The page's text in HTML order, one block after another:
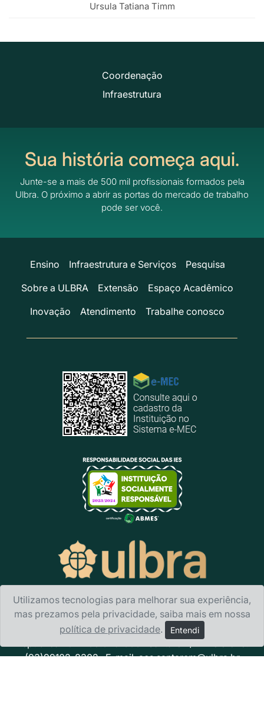
Ursula Tatiana Timm
Coordenação
Infraestrutura
Sua história começa aqui.
Junte-se a mais de 500 mil profissionais formados pela
Ulbra. O próximo a abrir as portas do mercado de trabalho
pode ser você.
Ensino Infraestrutura e Serviços
Pesquisa
Sobre a ULBRA
Extensão
Espaço Acadêmico
Inovação
Atendimento Trabalhe conosco
Ulbra Santarém- Av. Sérgio Henn, 1.787 Bairro Nova
República · CEP 68.025-000 · Santarém/PA Telefone:
(93)99102-8302 · E-mail:acs.santarem@ulbra.br
Utilizamos tecnologias para melhorar sua experiência,
mas prezamos pela privacidade, saiba mais em nossa
política de privacidade. Entendi